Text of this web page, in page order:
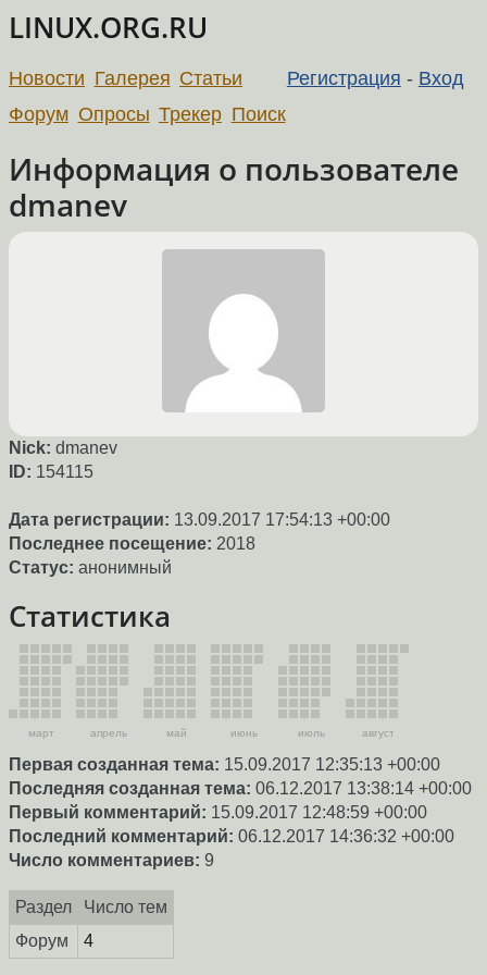
LINUX.ORG.RU
Регистрация - Вход
Новости Галерея Статьи
Форум Опросы Трекер Поиск
Информация о пользователе
dmanev
Nick: dmanev
ID: 154115
Дата регистрации: 13.09.2017 17:54:13 +00:00
Последнее посещение: 2018
Статус: анонимный
Статистика
март апрель май июнь июль август
Первая созданная тема: 15.09.2017 12:35:13 +00:00
Последняя созданная тема: 06.12.2017 13:38:14 +00:00
Первый комментарий: 15.09.2017 12:48:59 +00:00
Последний комментарий: 06.12.2017 14:36:32 +00:00
Число комментариев: 9
Раздел
Число тем
Форум
4